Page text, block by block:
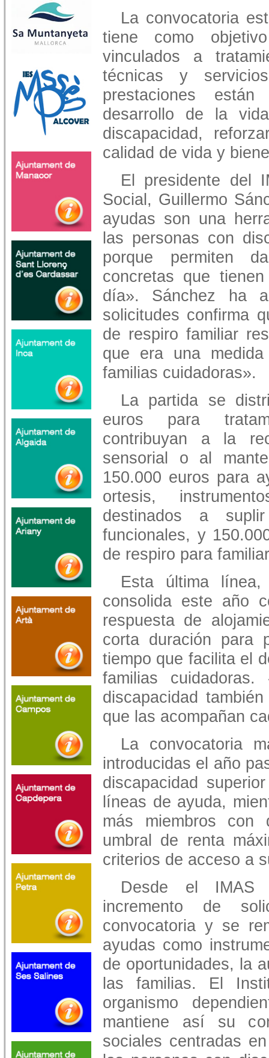
La convocatoria
tiene como
vinculados a
técnicas y
prestaciones
desarrollo de la
discapacidad,
calidad de vida y
El presidente del
Social, Guillermo
ayudas son una
las personas con
porque permiten
concretas que
día». Sánchez ha
solicitudes confirma
de respiro familiar
que era una
familias cuidadoras».
La partida se
euros para
contribuyan a la
sensorial o al
150.000 euros para
ortesis,
destinados a
funcionales, y
de respiro para
Esta última
consolida este año
respuesta de
corta duración para
tiempo que facilita el
familias
discapacidad
que las acompañan
La convocatoria
introducidas el año
discapacidad
líneas de ayuda,
más miembros con
umbral de renta
criterios de acceso a
Desde el IMAS
incremento de
convocatoria y se
ayudas como
de oportunidades, la
las familias. El
organismo
mantiene así su
sociales centradas